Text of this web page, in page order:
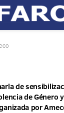
de
de Género
por